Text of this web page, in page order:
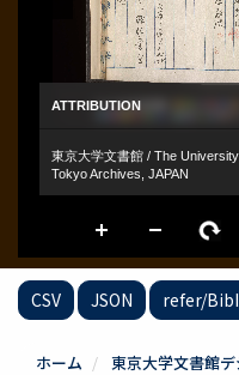
CSV JSON refer/
ホーム 東京大学文書館